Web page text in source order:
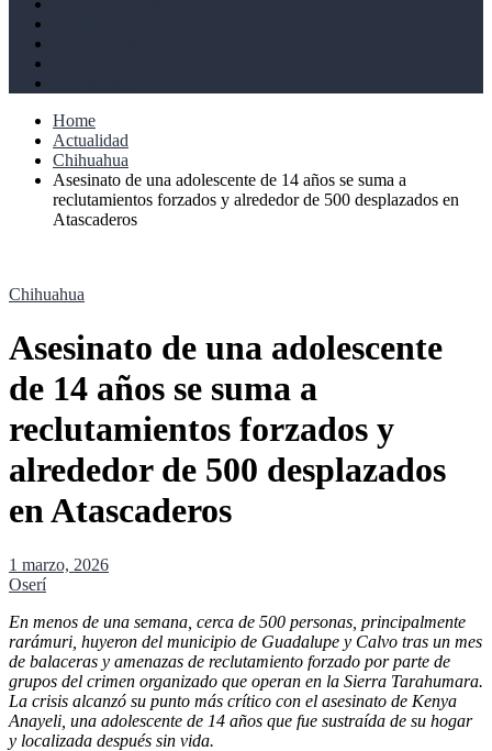
Home
Actualidad
Chihuahua
Asesinato de una adolescente de 14 años se suma a
reclutamientos forzados y alrededor de 500 desplazados en
Atascaderos
Chihuahua
Asesinato de una adolescente
de 14 años se suma a
reclutamientos forzados y
alrededor de 500 desplazados
en Atascaderos
1 marzo, 2026
Oserí
En menos de una semana, cerca de 500 personas, principalmente
rarámuri, huyeron del municipio de Guadalupe y Calvo tras un mes
de balaceras y amenazas de reclutamiento forzado por parte de
grupos del crimen organizado que operan en la Sierra Tarahumara.
La crisis alcanzó su punto más crítico con el asesinato de Kenya
Anayeli, una adolescente de 14 años que fue sustraída de su hogar
y localizada después sin vida.